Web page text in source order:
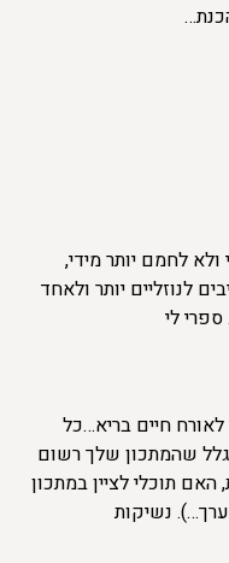
לחמם יותר מידי,
לנוזליים יותר ולאחד
לי
חיים בריא…כל
שהמתכון שלך רשום
תוכלי לציין במתכון
נשיקות